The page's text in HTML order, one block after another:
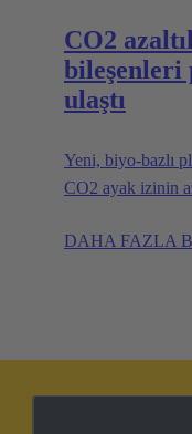
CO2
bileşenleri
ulaştı
Yeni, biyo-bazlı
CO2 ayak izinin
DAHA FAZLA